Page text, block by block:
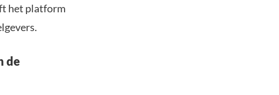
het platform
de